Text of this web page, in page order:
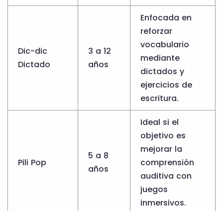
Dic-dic
Dictado
3 a 12
años
Enfocada en
reforzar
vocabulario
mediante
dictados y
ejercicios de
escritura.
Pili Pop
5 a 8
años
Ideal si el
objetivo es
mejorar la
comprensión
auditiva con
juegos
inmersivos.